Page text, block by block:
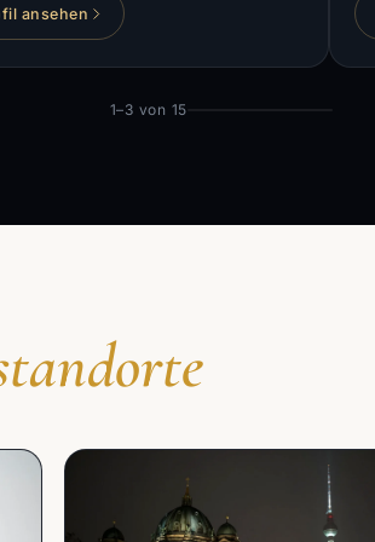
ansehen
1–3 von 15